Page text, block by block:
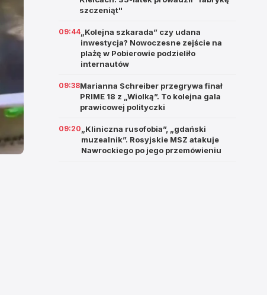
szczeniąt"
09:44 „Kolejna szkarada” czy udana
inwestycja? Nowoczesne zejście na
plażę w Pobierowie podzieliło
internautów
09:38Marianna Schreiber przegrywa finał
PRIME 18 z „Wiolką”. To kolejna gala
prawicowej polityczki
09:20 „Kliniczna rusofobia”, „gdański
muzealnik”. Rosyjskie MSZ atakuje
Nawrockiego po jego przemówieniu